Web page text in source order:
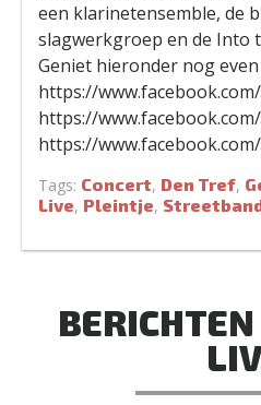
een klarinetensemble, de
slagwerkgroep en de Into
Geniet hieronder nog
https://
https://
https://
Tags: Concert, Den Tref,
Live, Pleintje,